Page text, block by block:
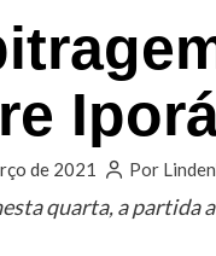
de 2021 Por
quarta, a partida